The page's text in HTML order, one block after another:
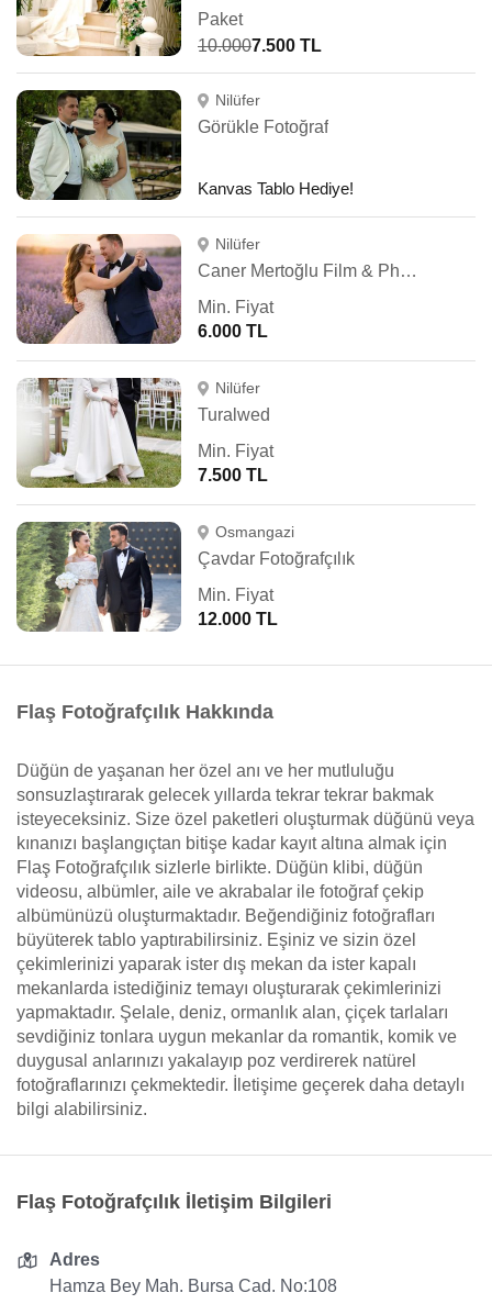
Paket
10.0007.500 TL
Nilüfer
Görükle Fotoğraf
Kanvas Tablo Hediye!
Nilüfer
Caner Mertoğlu Film & Photography
Min. Fiyat
6.000 TL
Nilüfer
Turalwed
Min. Fiyat
7.500 TL
Osmangazi
Çavdar Fotoğrafçılık
Min. Fiyat
12.000 TL
Flaş Fotoğrafçılık Hakkında
Düğün de yaşanan her özel anı ve her mutluluğu
sonsuzlaştırarak gelecek yıllarda tekrar tekrar bakmak
isteyeceksiniz. Size özel paketleri oluşturmak düğünü veya
kınanızı başlangıçtan bitişe kadar kayıt altına almak için
Flaş Fotoğrafçılık sizlerle birlikte. Düğün klibi, düğün
videosu, albümler, aile ve akrabalar ile fotoğraf çekip
albümünüzü oluşturmaktadır. Beğendiğiniz fotoğrafları
büyüterek tablo yaptırabilirsiniz. Eşiniz ve sizin özel
çekimlerinizi yaparak ister dış mekan da ister kapalı
mekanlarda istediğiniz temayı oluşturarak çekimlerinizi
yapmaktadır. Şelale, deniz, ormanlık alan, çiçek tarlaları
sevdiğiniz tonlara uygun mekanlar da romantik, komik ve
duygusal anlarınızı yakalayıp poz verdirerek natürel
fotoğraflarınızı çekmektedir. İletişime geçerek daha detaylı
bilgi alabilirsiniz.
Flaş Fotoğrafçılık İletişim Bilgileri
Adres
Hamza Bey Mah. Bursa Cad. No:108